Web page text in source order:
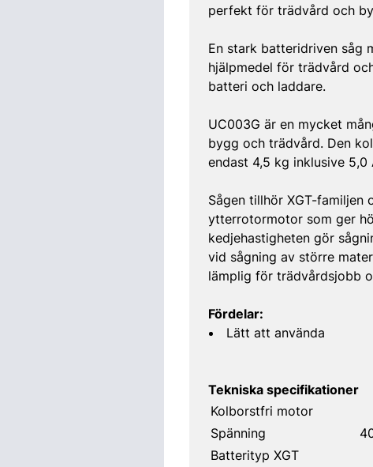
perfekt för trädvård och
En stark batteridriven såg
hjälpmedel för trädvård
batteri och laddare.
UC003G är en mycket
bygg och trädvård. Den
endast 4,5 kg inklusive
Sågen tillhör XGT-familjen
ytterrotormotor som ger
kedjehastigheten gör
vid sågning av större
lämplig för trädvårdsjobb
Fördelar:
Lätt att använda
Tekniska specifikationer
Kolborstfri motor
Spänning
Batterityp XGT